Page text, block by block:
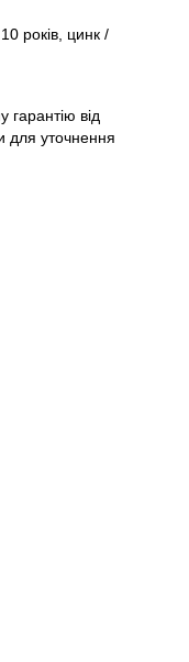
років, цинк /
гарантію від
для уточнення